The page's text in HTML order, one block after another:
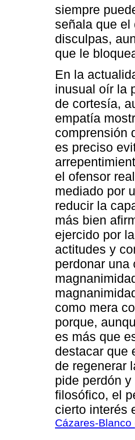
siempre
señala que el
disculpas,
que le
En la
inusual oír la
de cortesía,
empatía
comprensión
es preciso
el ofensor
mediado por
reducir la
más bien
ejercido por
actitudes y
perdonar una
como mera
porque,
es más que
destacar que
de regenerar
pide perdón
filosófico, el
cierto interés
Cázares-Blanco